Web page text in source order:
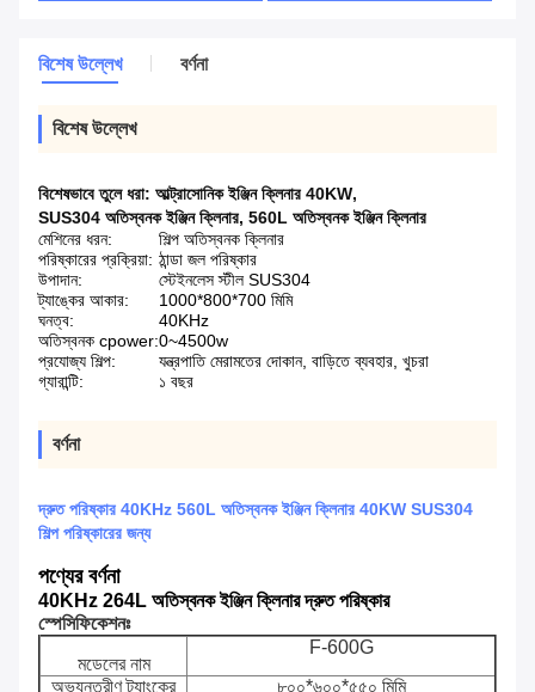
বিশেষ উল্লেখ বর্ণনা
বিশেষ উল্লেখ
বিশেষভাবে তুলে ধরা: আল্ট্রাসোনিক ইঞ্জিন ক্লিনার 40KW,
SUS304 অতিস্বনক ইঞ্জিন ক্লিনার, 560L অতিস্বনক ইঞ্জিন ক্লিনার
মেশিনের ধরন:
শিল্প অতিস্বনক ক্লিনার
পরিষ্কারের প্রক্রিয়া: ঠান্ডা জল পরিষ্কার
উপাদান:
স্টেইনলেস স্টীল SUS304
ট্যাঙ্কের আকার:
1000*800*700 মিমি
ঘনত্ব:
40KHz
অতিস্বনক cpower:0~4500w
প্রযোজ্য শিল্প:
যন্ত্রপাতি মেরামতের দোকান, বাড়িতে ব্যবহার, খুচরা
গ্যারান্টি:
১ বছর
বর্ণনা
দ্রুত পরিষ্কার 40KHz 560L অতিস্বনক ইঞ্জিন ক্লিনার 40KW SUS304
শিল্প পরিষ্কারের জন্য
পণ্যের বর্ণনা
40KHz 264L অতিস্বনক ইঞ্জিন ক্লিনার দ্রুত পরিষ্কার
স্পেসিফিকেশনঃ
মডেলের নাম
F-600G
অভ্যন্তরীণ ট্যাংকের
৮০০*৬০০*৫৫০ মিমি